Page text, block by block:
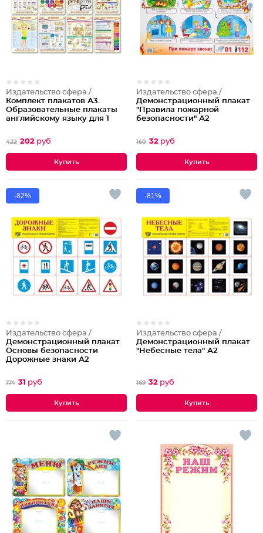
Издательство сфера /
Комплект плакатов А3.
Образовательные плакаты
английскому языку для 1
422 202 руб
Издательство сфера /
Демонстрационный плакат
"Правила пожарной
безопасности" А2
160 32 руб
-82%
Издательство сфера /
Демонстрационный плакат
Основы безопасности
Дорожные знаки А2
174 31 руб
-81%
Издательство сфера /
Демонстрационный плакат
"Небесные тела" А2
169 32 руб